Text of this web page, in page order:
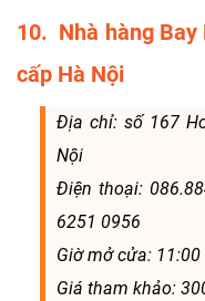
10. Nhà hàng
cấp Hà Nội
Địa chỉ: số 167
Nội
Điện thoại:
6251 0956
Giờ mở cửa: 11:00
Giá tham khảo: